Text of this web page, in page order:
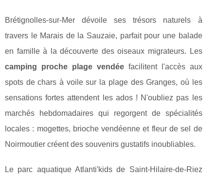
Brétignolles-sur-Mer dévoile ses trésors naturels à
travers le Marais de la Sauzaie, parfait pour une balade
en famille à la découverte des oiseaux migrateurs. Les
camping proche plage vendéefacilitent l'accès aux
spots de chars à voile sur la plage des Granges, où les
sensations fortes attendent les ados ! N'oubliez pas les
marchés hebdomadaires qui regorgent de spécialités
locales : mogettes, brioche vendéenne et fleur de sel de
Noirmoutier créent des souvenirs gustatifs inoubliables.
Le parc aquatique Atlanti'kids de Saint-Hilaire-de-Riez